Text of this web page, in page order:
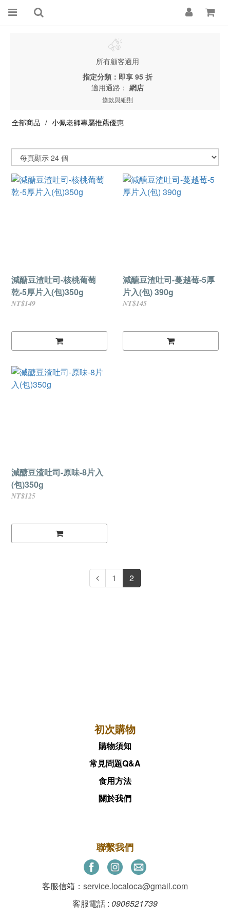
所有顧客適用
指定分類：即享 95 折
適用通路： 網店
條款與細則
全部商品 小佩老師專屬推薦優惠
減醣豆渣吐司-核桃葡萄
乾-5厚片入(包)350g
NT$149
減醣豆渣吐司-蔓越莓-5厚
片入(包) 390g
NT$145
減醣豆渣吐司-原味-8片入
(包)350g
NT$125
1 2
初次購物
購物須知
常見問題Q&A
食用方法
關於我們
聯繫我們
客服信箱： service.localoca@gmail.com
客服電話 : 0906521739